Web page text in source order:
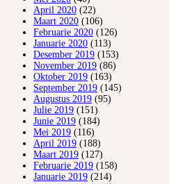
April 2020 (22)
Maart 2020 (106)
Februarie 2020 (126)
Januarie 2020 (113)
Desember 2019 (153)
November 2019 (86)
Oktober 2019 (163)
September 2019 (145)
Augustus 2019 (95)
Julie 2019 (151)
Junie 2019 (184)
Mei 2019 (116)
April 2019 (188)
Maart 2019 (127)
Februarie 2019 (158)
Januarie 2019 (214)